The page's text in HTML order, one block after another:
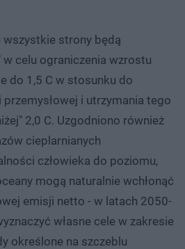
wszystkie strony będą
w celu ograniczenia wzrostu
do 1,5 C w stosunku do
i utrzymania tego
2,0 C. Uzgodniono również
cieplarnianych
człowieka do poziomu,
mogą naturalnie wchłonąć
emisji netto - w latach 2050-
własne cele w zakresie
określone na szczeblu